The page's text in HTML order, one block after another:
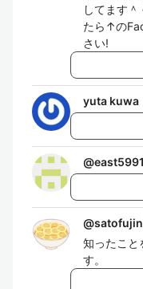
してます
たら↑の
さい!
yuta kuwa
@east5991
@
知ったこと
す。